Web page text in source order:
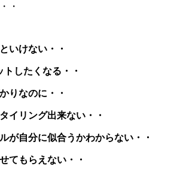
・
いけない・・
したくなる・・
りなのに・・
イリング出来ない・・
が自分に似合うかわからない・・
てもらえない・・